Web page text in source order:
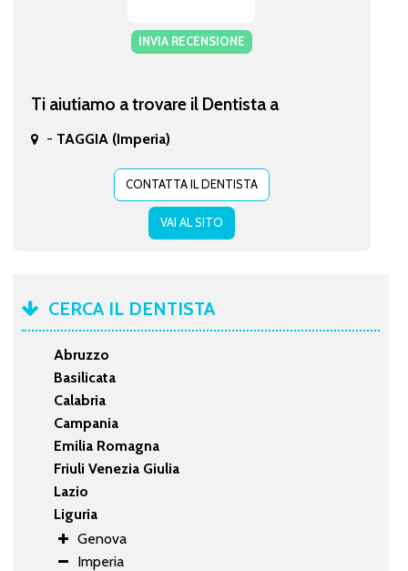
INVIA RECENSIONE
Ti aiutiamo a trovare il Dentista a
- TAGGIA (Imperia)
CONTATTA IL DENTISTA
VAI AL SITO
CERCA IL DENTISTA
Abruzzo
Basilicata
Calabria
Campania
Emilia Romagna
Friuli Venezia Giulia
Lazio
Liguria
Genova
Imperia